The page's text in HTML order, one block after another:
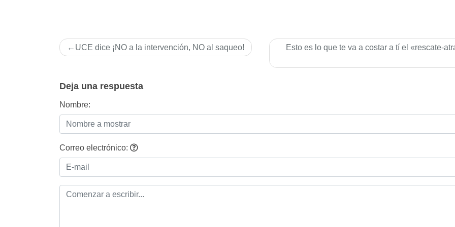
Navegación
de
UCE dice ¡NO a la intervención, NO al saqueo! Esto es lo que te va a costar a tí­ el «rescate-
Deja una respuesta
Nombre:
Correo electrónico: